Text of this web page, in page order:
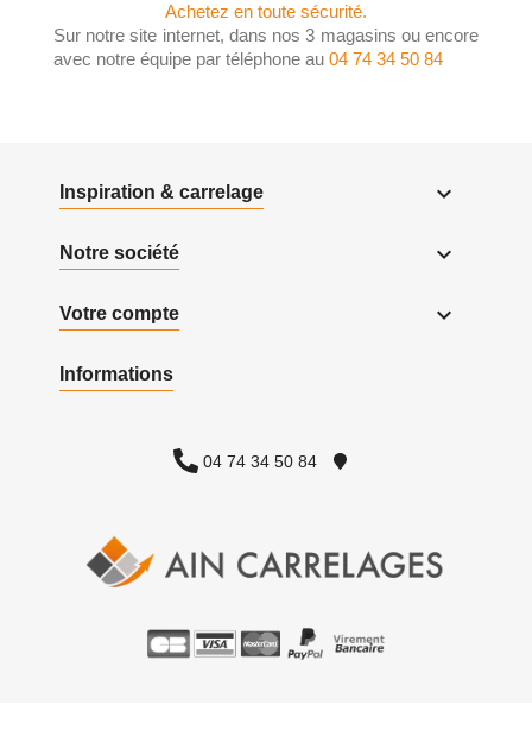
Achetez en toute sécurité.
Sur notre site internet, dans nos 3 magasins ou encore
avec notre équipe par téléphone au 04 74 34 50 84
Inspiration & carrelage 
Notre société 
Votre compte 
Informations
04 74 34 50 84